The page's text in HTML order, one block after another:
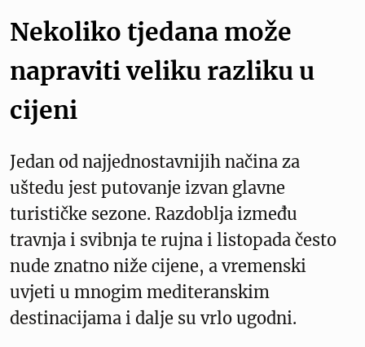
Nekoliko tjedana može
napraviti veliku razliku u
cijeni
Jedan od najjednostavnijih načina za
uštedu jest putovanje izvan glavne
turističke sezone. Razdoblja između
travnja i svibnja te rujna i listopada često
nude znatno niže cijene, a vremenski
uvjeti u mnogim mediteranskim
destinacijama i dalje su vrlo ugodni.